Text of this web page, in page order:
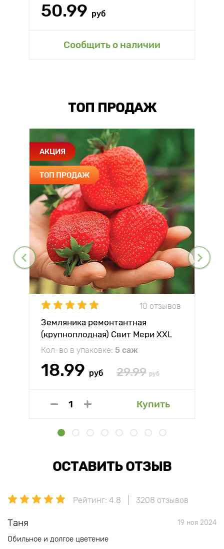
50.99 руб
Сообщить о наличии
ТОП ПРОДАЖ
АКЦИЯ
ТОП ПРОДАЖ
10 отзывов
Земляника ремонтантная
(крупноплодная) Свит Мери XXL
Кол-во в упаковке: 5 саж
18.99 руб 29.99 руб
Купить
ОСТАВИТЬ ОТЗЫВ
Рейтинг: 4.8 3208 отзывов
Таня 19 ноя 2024
Обильное и долгое цветение